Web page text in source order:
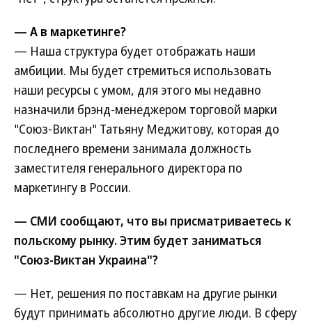
— А в маркетинге?
— Наша структура будет отображать наши
амбиции. Мы будет стремиться использовать
наши ресурсы с умом, для этого мы недавно
назначили брэнд-менеджером торговой марки
"Союз-Виктан" Татьяну Меджитову, которая до
последнего времени занимала должность
заместителя генерального директора по
маркетингу в России.
— СМИ сообщают, что вы присматриваетесь к
польскому рынку. Этим будет заниматься
"Союз-Виктан Украина"?
— Нет, решения по поставкам на другие рынки
будут принимать абсолютно другие люди. В сферу